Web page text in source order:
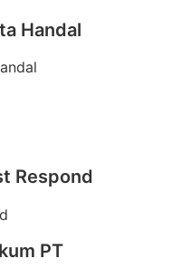
Handal
Respond
PT